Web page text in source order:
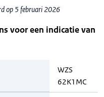
op 5 februari 2026
voor een indicatie van
WZS
62K1MC